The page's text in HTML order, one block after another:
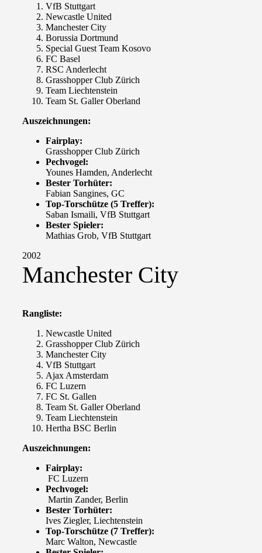
VfB Stuttgart
Newcastle United
Manchester City
Borussia Dortmund
Special Guest Team Kosovo
FC Basel
RSC Anderlecht
Grasshopper Club Zürich
Team Liechtenstein
Team St. Galler Oberland
Auszeichnungen:
Fairplay:
Grasshopper Club Zürich
Pechvogel:
Younes Hamden, Anderlecht
Bester Torhüter:
Fabian Sangines, GC
Top-Torschütze (5 Treffer):
Saban Ismaili, VfB Stuttgart
Bester Spieler:
Mathias Grob, VfB Stuttgart
2002
Manchester City
Rangliste:
Newcastle United
Grasshopper Club Zürich
Manchester City
VfB Stuttgart
Ajax Amsterdam
FC Luzern
FC St. Gallen
Team St. Galler Oberland
Team Liechtenstein
Hertha BSC Berlin
Auszeichnungen:
Fairplay:
FC Luzern
Pechvogel:
Martin Zander, Berlin
Bester Torhüter:
Ives Ziegler, Liechtenstein
Top-Torschütze (7 Treffer):
Marc Walton, Newcastle